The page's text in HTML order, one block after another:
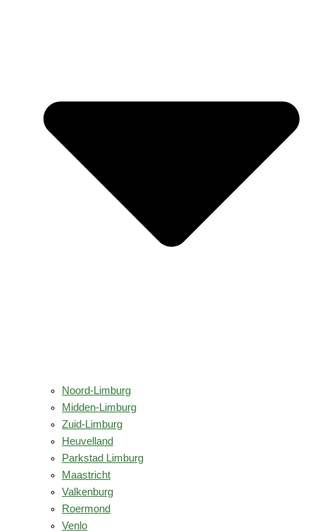
Noord-Limburg
Midden-Limburg
Zuid-Limburg
Heuvelland
Parkstad Limburg
Maastricht
Valkenburg
Roermond
Venlo